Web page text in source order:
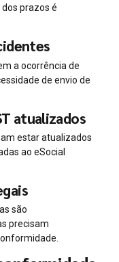
prazos é
a ocorrência de
de envio de
atualizados
estar atualizados
ao eSocial
são
precisam